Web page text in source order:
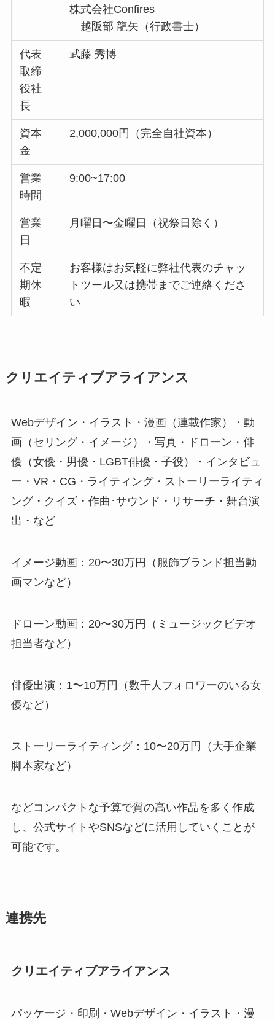
株式会社Confires
越阪部 龍矢（行政書士）
代表
取締
役社
長
武藤 秀博
資本
金
2,000,000円（完全自社資本）
営業
時間
9:00~17:00
営業
日
月曜日〜金曜日（祝祭日除く）
不定
期休
暇
お客様はお気軽に弊社代表のチャッ
トツール又は携帯までご連絡くださ
い
クリエイティブアライアンス
Webデザイン・イラスト・漫画（連載作家）・動
画（セリング・イメージ）・写真・ドローン・俳
優（女優・男優・LGBT俳優・子役）・インタビュ
ー・VR・CG・ライティング・ストーリーライティ
ング・クイズ・作曲･サウンド・リサーチ・舞台演
出・など
イメージ動画：20〜30万円（服飾ブランド担当動
画マンなど）
ドローン動画：20〜30万円（ミュージックビデオ
担当者など）
俳優出演：1〜10万円（数千人フォロワーのいる女
優など）
ストーリーライティング：10〜20万円（大手企業
脚本家など）
などコンパクトな予算で質の高い作品を多く作成
し、公式サイトやSNSなどに活用していくことが
可能です。
連携先
クリエイティブアライアンス
パッケージ・印刷・Webデザイン・イラスト・漫